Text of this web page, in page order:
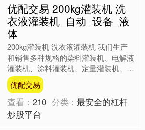
优配交易 200kg灌装机 洗
衣液灌装机_自动_设备_液
体
200kg灌装机 洗衣液灌装机 我们生产
和销售多种规格的染料灌装机、电解液
灌装机、涂料灌装机、定量灌装机、自
动输送灌装机等设备，广泛应用于食
品、等行业。我们以领....
优配交易
查看：210 分类：最安全的杠杆
炒股平台